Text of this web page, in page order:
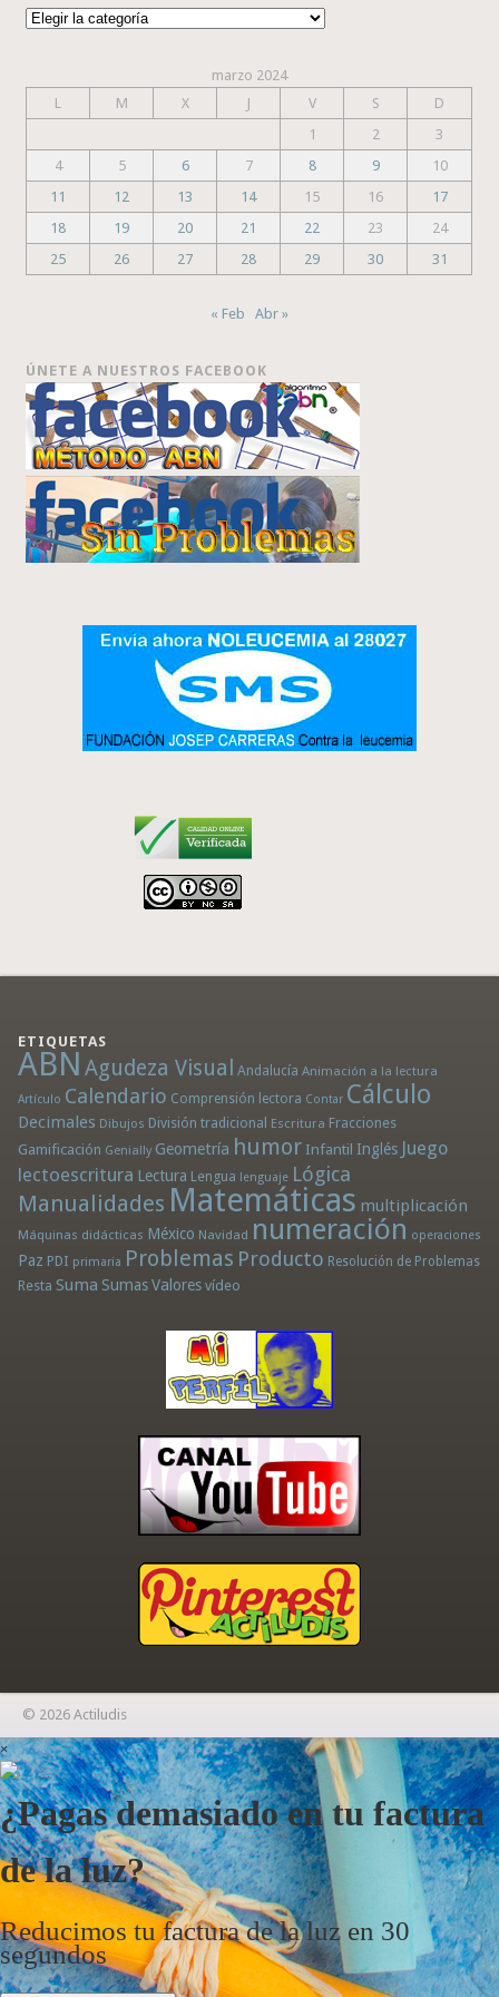
Categorías
marzo 2024
L
M X J V S
D
1
2
3
4
5 6 7 8 9
10
11
12 13 14 15 16
17
18
19 20 21 22 23
24
25
26 27 28 29 30 31
« Feb Abr »
ÚNETE A NUESTROS FACEBOOK
ETIQUETAS
ABN Agudeza Visual Andalucía Animación a la lectura
Artículo Calendario Comprensión lectora Contar Cálculo
Decimales Dibujos División tradicional Escritura Fracciones
Gamificación Genially Geometría humor Infantil Inglés Juego
lectoescritura Lectura Lengua lenguaje Lógica
Manualidades Matemáticas multiplicación
Máquinas didácticas México Navidad numeración operaciones
Paz PDI primaria Problemas Producto Resolución de Problemas
Resta Suma Sumas Valores vídeo
© 2026 Actiludis
×
¿Pagas demasiado en tu factura
de la luz?
Reducimos tu factura de la luz en 30
segundos